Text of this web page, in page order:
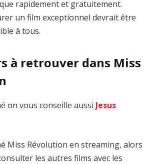
rapidement et gratuitement.
un film exceptionnel devrait être
à tous.
à retrouver dans Miss
on vous conseille aussi Jesus
Miss Révolution en streaming, alors
les autres films avec les